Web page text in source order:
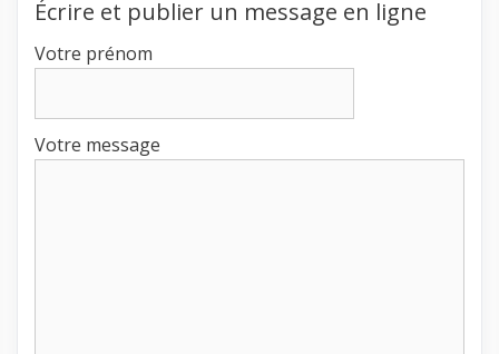
Écrire et publier un message en ligne
Votre prénom
Votre message